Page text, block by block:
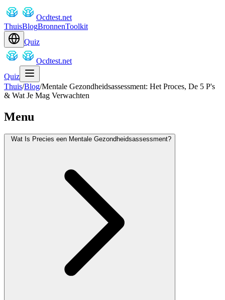
Ocdtest.net
ThuisBlogBronnenToolkit
Quiz
Ocdtest.net
Quiz
Thuis/Blog/Mentale Gezondheidsassessment: Het Proces, De 5 P's
& Wat Je Mag Verwachten
Menu
Wat Is Precies een Mentale Gezondheidsassessment?